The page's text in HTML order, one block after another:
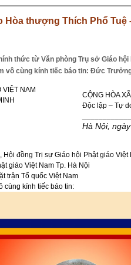
Hòa thượng Thích Phổ Tuệ
thức từ Văn phòng Trụ sở Giáo
vô cùng kính tiếc báo tin: Đức
VIỆT NAM
CỘNG HÒA
Độc lập – Tự
Hà Nội,
Hội đồng Trị sự Giáo hội Phật giáo Việt
giáo Việt Nam Tp. Hà Nội
trận Tổ quốc Việt Nam
cùng kính tiếc báo tin: